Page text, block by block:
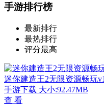
手游排行榜
最新排行
最热排行
评分最高
迷你建造王2无限资源畅玩
手游下载 大小:92.47MB
查 看